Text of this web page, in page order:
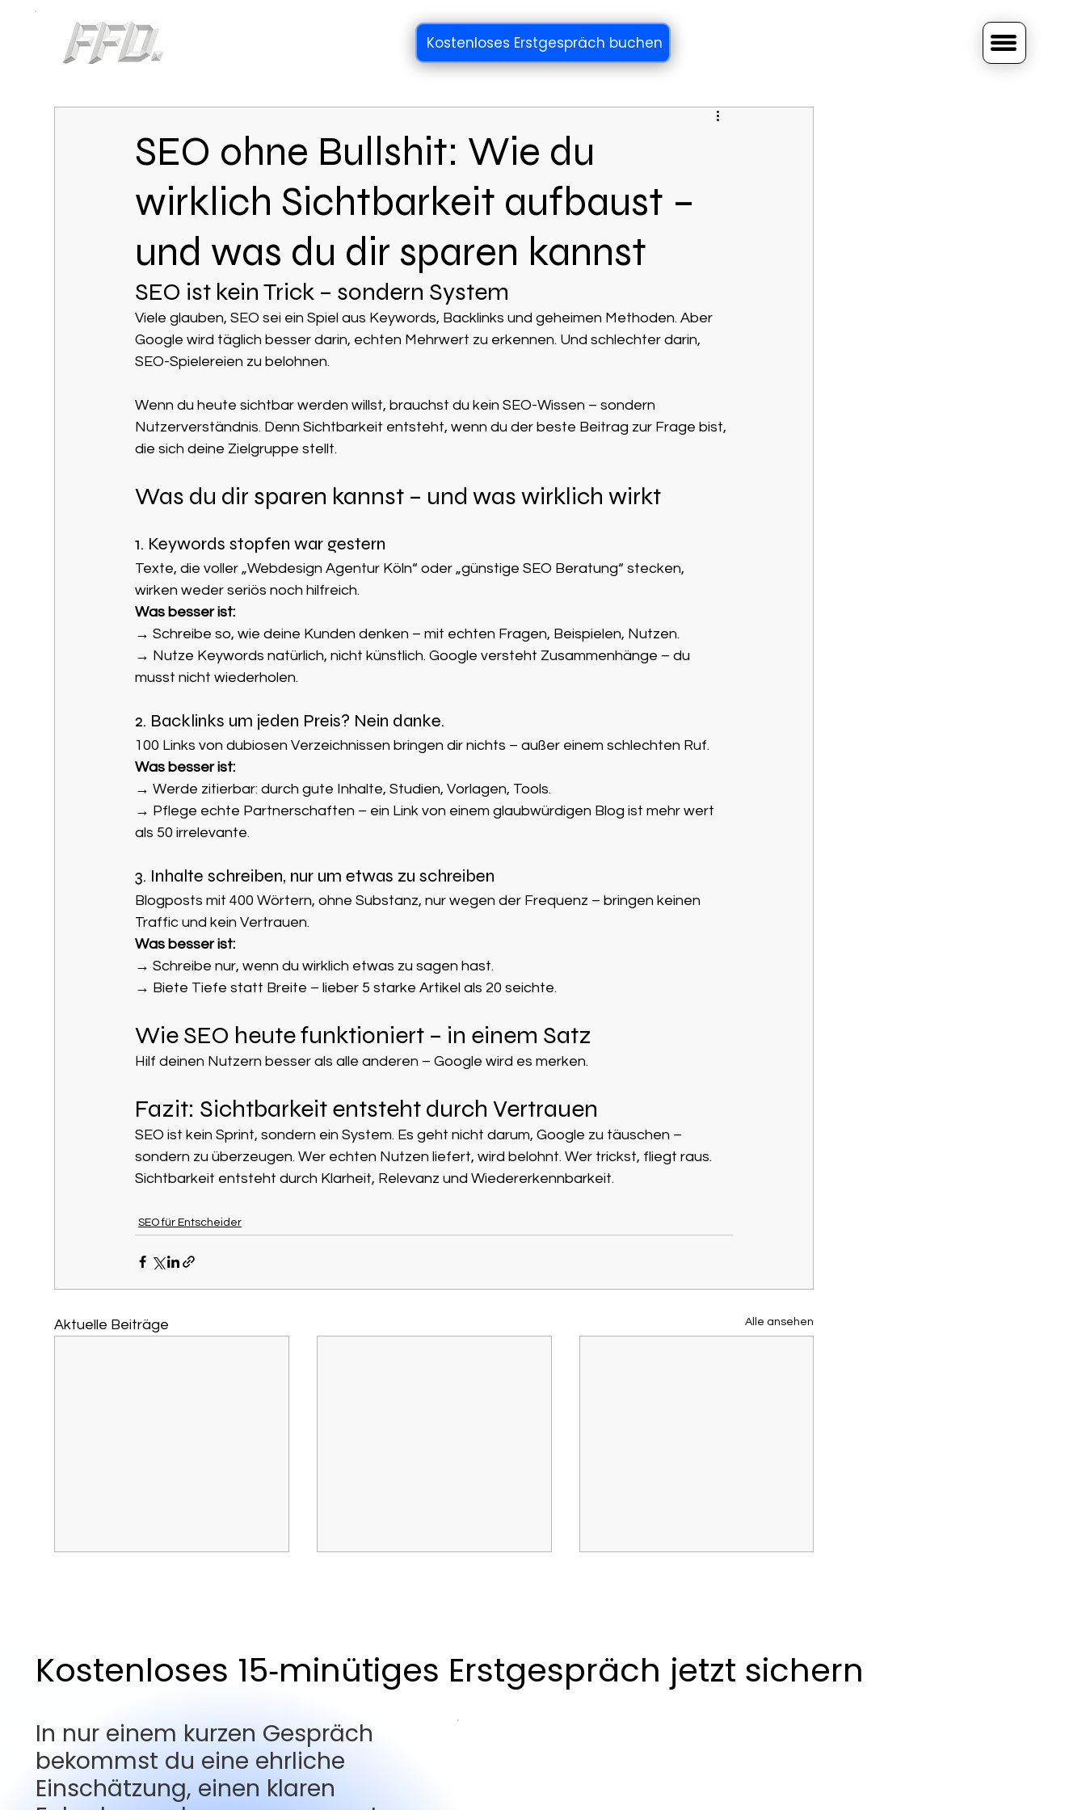
Kostenloses Erstgespräch buchen
SEO ohne Bullshit: Wie du
wirklich Sichtbarkeit aufbaust –
und was du dir sparen kannst
SEO ist kein Trick – sondern System
Viele glauben, SEO sei ein Spiel aus Keywords, Backlinks und geheimen Methoden. Aber
Google wird täglich besser darin, echten Mehrwert zu erkennen. Und schlechter darin,
SEO-Spielereien zu belohnen.
Wenn du heute sichtbar werden willst, brauchst du kein SEO-Wissen – sondern
Nutzerverständnis. Denn Sichtbarkeit entsteht, wenn du der beste Beitrag zur Frage bist,
die sich deine Zielgruppe stellt.
Was du dir sparen kannst – und was wirklich wirkt
1. Keywords stopfen war gestern
Texte, die voller „Webdesign Agentur Köln“ oder „günstige SEO Beratung“ stecken,
wirken weder seriös noch hilfreich.
Was besser ist:
→ Schreibe so, wie deine Kunden denken – mit echten Fragen, Beispielen, Nutzen.
→ Nutze Keywords natürlich, nicht künstlich. Google versteht Zusammenhänge – du
musst nicht wiederholen.
2. Backlinks um jeden Preis? Nein danke.
100 Links von dubiosen Verzeichnissen bringen dir nichts – außer einem schlechten Ruf.
Was besser ist:
→ Werde zitierbar: durch gute Inhalte, Studien, Vorlagen, Tools.
→ Pflege echte Partnerschaften – ein Link von einem glaubwürdigen Blog ist mehr wert
als 50 irrelevante.
3. Inhalte schreiben, nur um etwas zu schreiben
Blogposts mit 400 Wörtern, ohne Substanz, nur wegen der Frequenz – bringen keinen
Traffic und kein Vertrauen.
Was besser ist:
→ Schreibe nur, wenn du wirklich etwas zu sagen hast.
→ Biete Tiefe statt Breite – lieber 5 starke Artikel als 20 seichte.
Wie SEO heute funktioniert – in einem Satz
Hilf deinen Nutzern besser als alle anderen – Google wird es merken.
Fazit: Sichtbarkeit entsteht durch Vertrauen
SEO ist kein Sprint, sondern ein System. Es geht nicht darum, Google zu täuschen –
sondern zu überzeugen. Wer echten Nutzen liefert, wird belohnt. Wer trickst, fliegt raus.
Sichtbarkeit entsteht durch Klarheit, Relevanz und Wiedererkennbarkeit.
SEO für Entscheider
Aktuelle Beiträge Alle ansehen
Erfahre, wie du Inhalte erstellst,
nachhaltige SEO-Strategie auf
– Schritt für Schritt.
zählt – und was du dir sparen
kannst, liest du hier.
Kostenloses 15‑minütiges Erstgespräch jetzt sichern
In nur einem kurzen Gespräch
bekommst du eine ehrliche
Einschätzung, einen klaren